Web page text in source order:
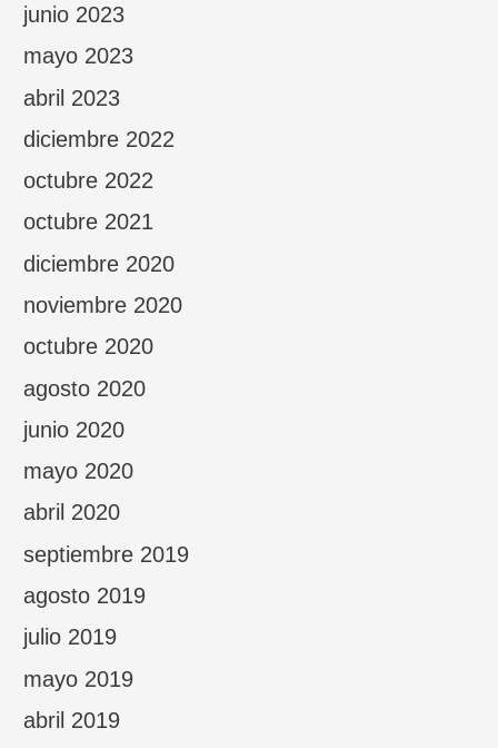
junio 2023
mayo 2023
abril 2023
diciembre 2022
octubre 2022
octubre 2021
diciembre 2020
noviembre 2020
octubre 2020
agosto 2020
junio 2020
mayo 2020
abril 2020
septiembre 2019
agosto 2019
julio 2019
mayo 2019
abril 2019